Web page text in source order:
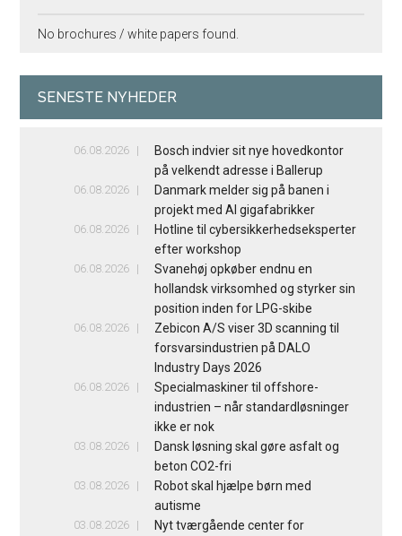
No brochures / white papers found.
SENESTE NYHEDER
06.08.2026
Bosch indvier sit nye hovedkontor
på velkendt adresse i Ballerup
06.08.2026
Danmark melder sig på banen i
projekt med AI gigafabrikker
06.08.2026
Hotline til cybersikkerhedseksperter
efter workshop
06.08.2026
Svanehøj opkøber endnu en
hollandsk virksomhed og styrker sin
position inden for LPG-skibe
06.08.2026
Zebicon A/S viser 3D scanning til
forsvarsindustrien på DALO
Industry Days 2026
06.08.2026
Specialmaskiner til offshore-
industrien – når standardløsninger
ikke er nok
03.08.2026
Dansk løsning skal gøre asfalt og
beton CO2-fri
03.08.2026
Robot skal hjælpe børn med
autisme
03.08.2026
Nyt tværgående center for